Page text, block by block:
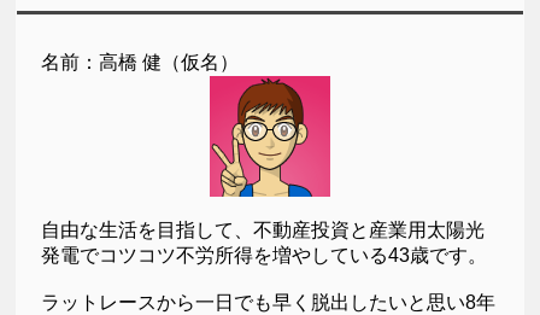
名前：高橋 健（仮名）
自由な生活を目指して、不動産投資と産業用太陽光
発電でコツコツ不労所得を増やしている43歳です。
ラットレースから一日でも早く脱出したいと思い8年